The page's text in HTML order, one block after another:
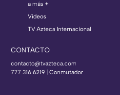
a más +
Videos
TV Azteca Internacional
CONTACTO
contacto@tvazteca.com
777 316 6219 | Conmutador